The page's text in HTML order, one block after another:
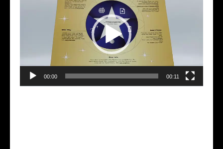
00:00 00:11